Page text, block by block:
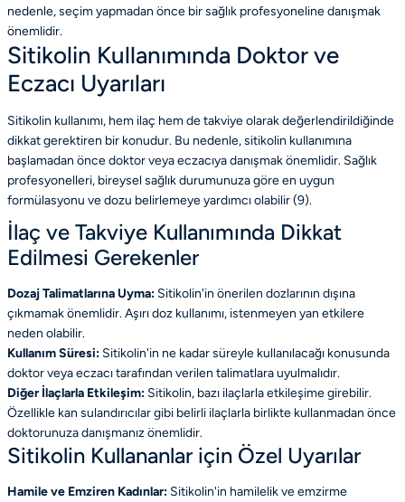
nedenle, seçim yapmadan önce bir sağlık profesyoneline danışmak
önemlidir.
Sitikolin Kullanımında Doktor ve
Eczacı Uyarıları
Sitikolin kullanımı, hem ilaç hem de takviye olarak değerlendirildiğinde
dikkat gerektiren bir konudur. Bu nedenle, sitikolin kullanımına
başlamadan önce doktor veya eczacıya danışmak önemlidir. Sağlık
profesyonelleri, bireysel sağlık durumunuza göre en uygun
formülasyonu ve dozu belirlemeye yardımcı olabilir (9).
İlaç ve Takviye Kullanımında Dikkat
Edilmesi Gerekenler
Dozaj Talimatlarına Uyma: Sitikolin'in önerilen dozlarının dışına
çıkmamak önemlidir. Aşırı doz kullanımı, istenmeyen yan etkilere
neden olabilir.
Kullanım Süresi: Sitikolin'in ne kadar süreyle kullanılacağı konusunda
doktor veya eczacı tarafından verilen talimatlara uyulmalıdır.
Diğer İlaçlarla Etkileşim: Sitikolin, bazı ilaçlarla etkileşime girebilir.
Özellikle kan sulandırıcılar gibi belirli ilaçlarla birlikte kullanmadan önce
doktorunuza danışmanız önemlidir.
Sitikolin Kullananlar için Özel Uyarılar
Hamile ve Emziren Kadınlar: Sitikolin'in hamilelik ve emzirme